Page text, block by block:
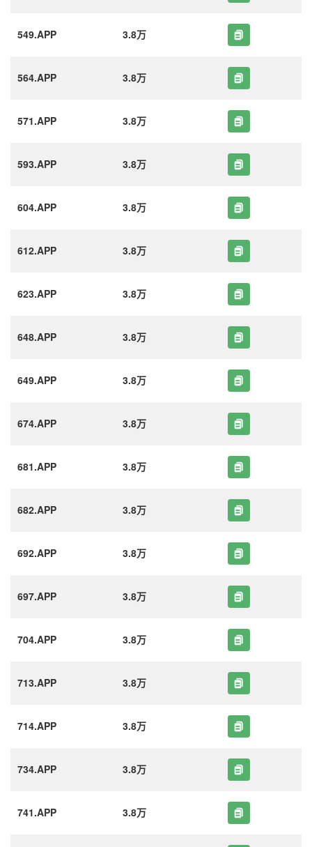
549.APP 3.8万
564.APP 3.8万
571.APP 3.8万
593.APP 3.8万
604.APP 3.8万
612.APP 3.8万
623.APP 3.8万
648.APP 3.8万
649.APP 3.8万
674.APP 3.8万
681.APP 3.8万
682.APP 3.8万
692.APP 3.8万
697.APP 3.8万
704.APP 3.8万
713.APP 3.8万
714.APP 3.8万
734.APP 3.8万
741.APP 3.8万